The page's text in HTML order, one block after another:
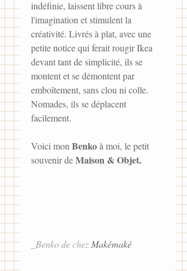
indéfinie, laissent libre cours à
l'imagination et stimulent la
créativité. Livrés à plat, avec une
petite notice qui ferait rougir Ikea
devant tant de simplicité, ils se
montent et se démontent par
emboîtement, sans clou ni colle.
Nomades, ils se déplacent
facilement.
Voici mon Benko à moi, le petit
souvenir de Maison & Objet.
_Benko de chez Makémaké